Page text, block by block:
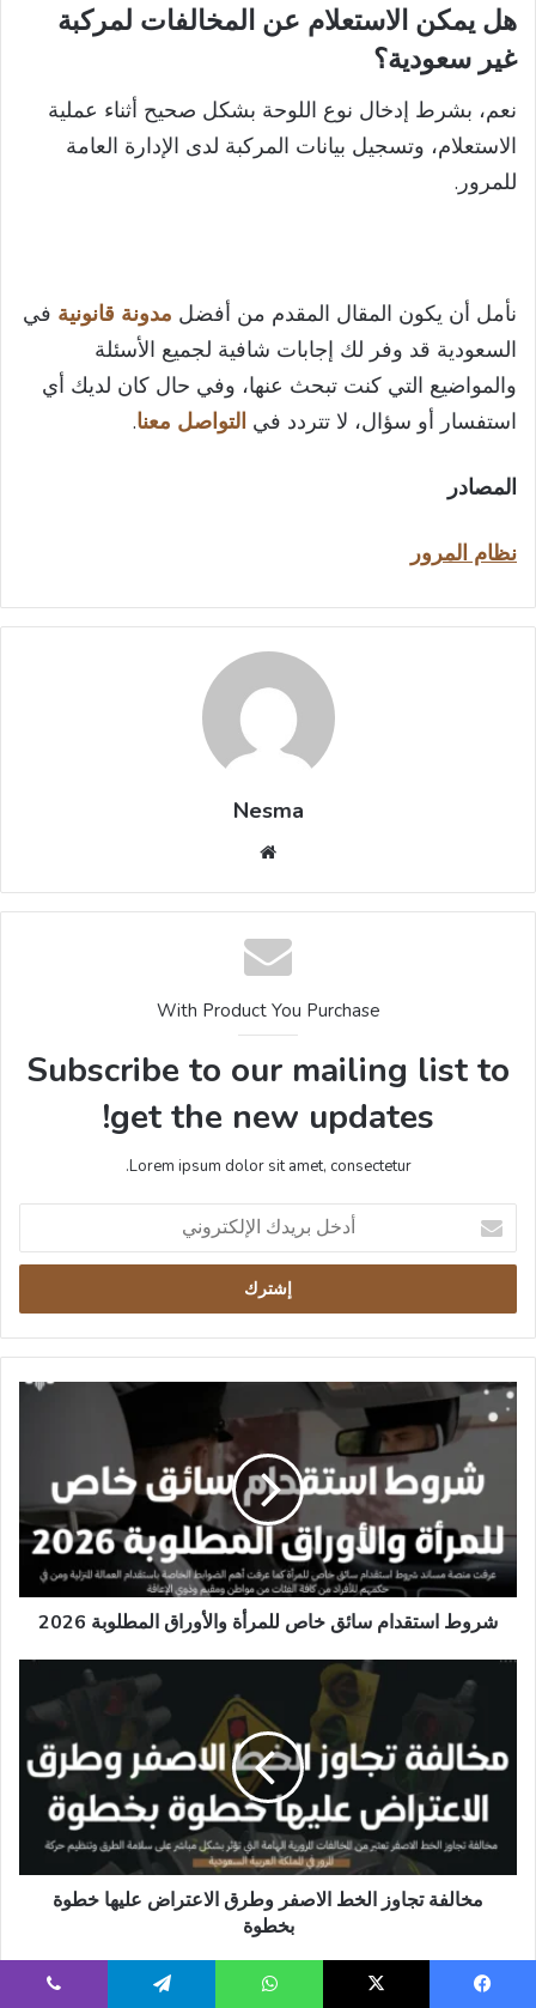
هل يمكن الاستعلام عن المخالفات لمركبة
غير سعودية؟
نعم، بشرط إدخال نوع اللوحة بشكل صحيح أثناء عملية
الاستعلام، وتسجيل بيانات المركبة لدى الإدارة العامة
للمرور.
نأمل أن يكون المقال المقدم من أفضل مدونة قانونية في
السعودية قد وفر لك إجابات شافية لجميع الأسئلة
والمواضيع التي كنت تبحث عنها، وفي حال كان لديك أي
استفسار أو سؤال، لا تتردد في التواصل معنا.
المصادر
نظام المرور
Nesma
With Product You Purchase
Subscribe to our mailing list to
get the new updates!
Lorem ipsum dolor sit amet, consectetur.
بريدك
الإلكتروني
شروط
استقدام
للمرأة
المطلوبة
2026
شروط استقدام سائق خاص للمرأة والأوراق المطلوبة 2026
الاصفر
وطرق
الاعتراض
عليها
خطوة
بخطوة
مخالفة تجاوز الخط الاصفر وطرق الاعتراض عليها خطوة
بخطوة